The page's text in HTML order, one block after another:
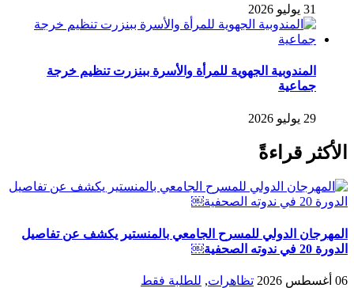
31 يوليو 2026
المندوبية الجهوية للمرأة والأسرة ببنزرت تنظيم خرجة
جماعية
29 يوليو 2026
الأكثر قراءةً
المهرجان الدولي للمسرح الجامعي بالمنستير يكشف عن تفاصيل
الدورة 20 في ندوته الصحفية￼
06 أغسطس 2026 تظاهرات, للطلبة فقط